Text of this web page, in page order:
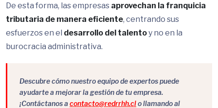
De esta forma, las empresas aprovechan la franquicia
tributaria de manera eficiente, centrando sus
esfuerzos en el desarrollo del talentoy no en la
burocracia administrativa.
Descubre cómo nuestro equipo de expertos puede
ayudarte a mejorar la gestión de tu empresa.
¡Contáctanos acontacto@redrrhh.clo llamando al